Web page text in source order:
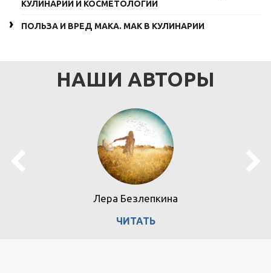
КУЛИНАРИИ И КОСМЕТОЛОГИИ
ПОЛЬЗА И ВРЕД МАКА. МАК В КУЛИНАРИИ
НАШИ АВТОРЫ
Лера Безлепкина
ЧИТАТЬ